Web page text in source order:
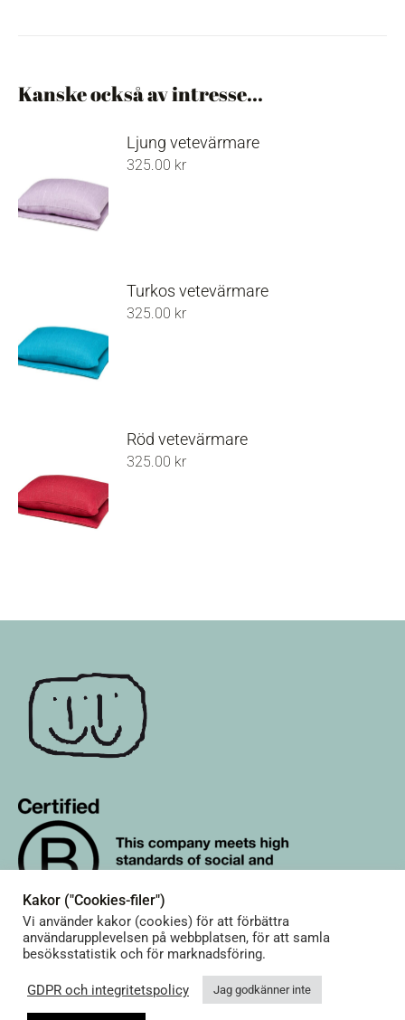
Kanske också av intresse...
Ljung vetevärmare
325.00 kr
Turkos vetevärmare
325.00 kr
Röd vetevärmare
325.00 kr
© Terrible Twins. All rights reserved.
Shop footer menu 01 english
Kakor ("Cookies-filer")
Vi använder kakor (cookies) för att förbättra
användarupplevelsen på webbplatsen, för att samla
besöksstatistik och för marknadsföring.
GDPR och integritetspolicy Jag godkänner inte